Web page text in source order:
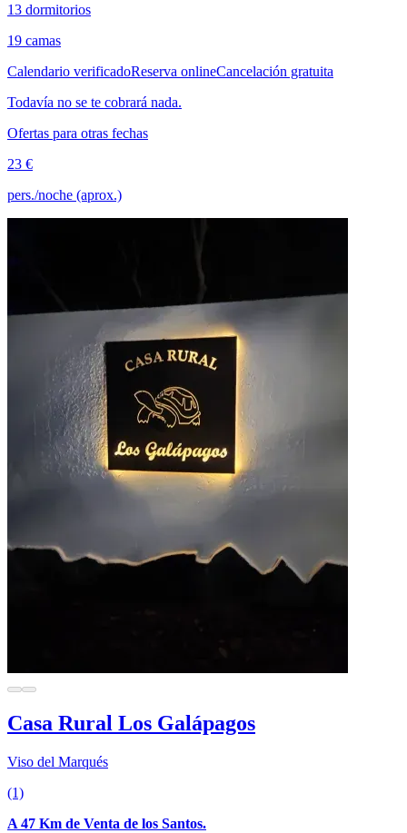
13 dormitorios
19 camas
Calendario verificadoReserva onlineCancelación gratuita
Todavía no se te cobrará nada.
Ofertas para otras fechas
23 €
pers./noche (aprox.)
Casa Rural Los Galápagos
Viso del Marqués
(1)
A 47 Km de Venta de los Santos.